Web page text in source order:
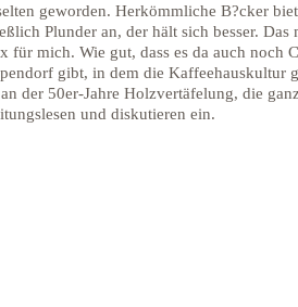
geworden. Herkömmliche B?cker
Plunder an, der hält sich besser. Das
für mich. Wie gut, dass es da auch noch
gibt, in dem die Kaffeehauskultur
der 50er-Jahre Holzvertäfelung, die
und diskutieren ein.